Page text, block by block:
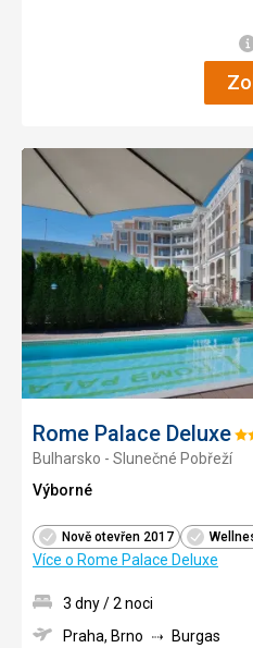
Rome Palace Deluxe
Bulharsko - Slunečné Pobřeží
Výborné
Nově otevřen 2017
Více o Rome Palace Deluxe
3 dny / 2 noci
Praha, Brno
Burgas